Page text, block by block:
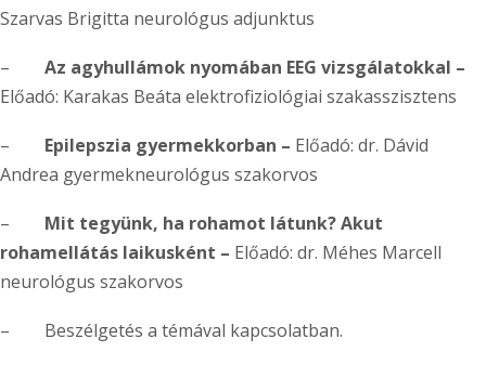
Szarvas Brigitta neurológus adjunktus
– Az agyhullámok nyomában EEG vizsgálatokkal –
Előadó: Karakas Beáta elektrofiziológiai szakasszisztens
– Epilepszia gyermekkorban – Előadó: dr. Dávid
Andrea gyermekneurológus szakorvos
– Mit tegyünk, ha rohamot látunk? Akut
rohamellátás laikusként – Előadó: dr. Méhes Marcell
neurológus szakorvos
– Beszélgetés a témával kapcsolatban.